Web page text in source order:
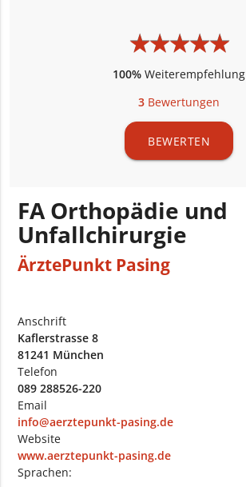
★★★★★
★★★★★
100% Weiterempfehlung
3 Bewertungen
BEWERTEN
FA Orthopädie und
Unfallchirurgie
ÄrztePunkt Pasing
Anschrift
Kaflerstrasse 8
81241 München
Telefon
089 288526-220
Email
info@aerztepunkt-pasing.de
Website
www.aerztepunkt-pasing.de
Sprachen: